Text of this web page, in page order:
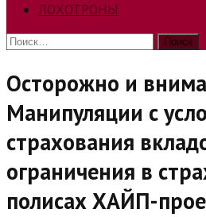
ЛОХОТРОНЫ
Найти:
Осторожно и
Манипуляции с
страхования
ограничения в
полисах ХАЙП-